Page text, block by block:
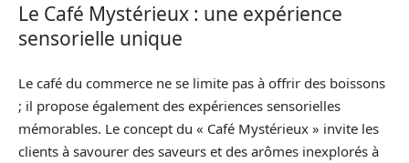
Le Café Mystérieux : une expérience
sensorielle unique
Le café du commerce ne se limite pas à offrir des boissons
; il propose également des expériences sensorielles
mémorables. Le concept du « Café Mystérieux » invite les
clients à savourer des saveurs et des arômes inexplorés à